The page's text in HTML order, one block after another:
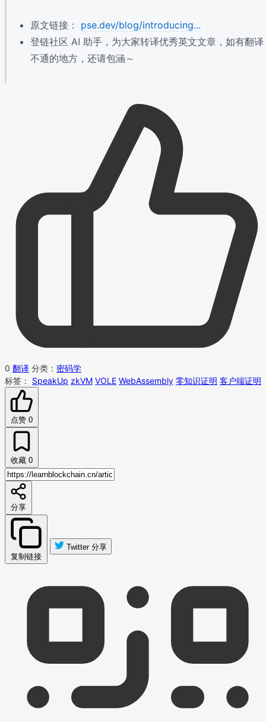
原文链接： pse.dev/blog/introducing...
登链社区 AI 助手，为大家转译优秀英文文章，如有翻译
不通的地方，还请包涵～
0 翻译 分类： 密码学
标签：
SpeakUp zkVM VOLE WebAssembly 零知识证明 客户端证明
点赞 0
收藏 0
分享
复制链接
Twitter 分享